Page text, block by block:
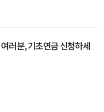
러분, 기초연금 신청하세